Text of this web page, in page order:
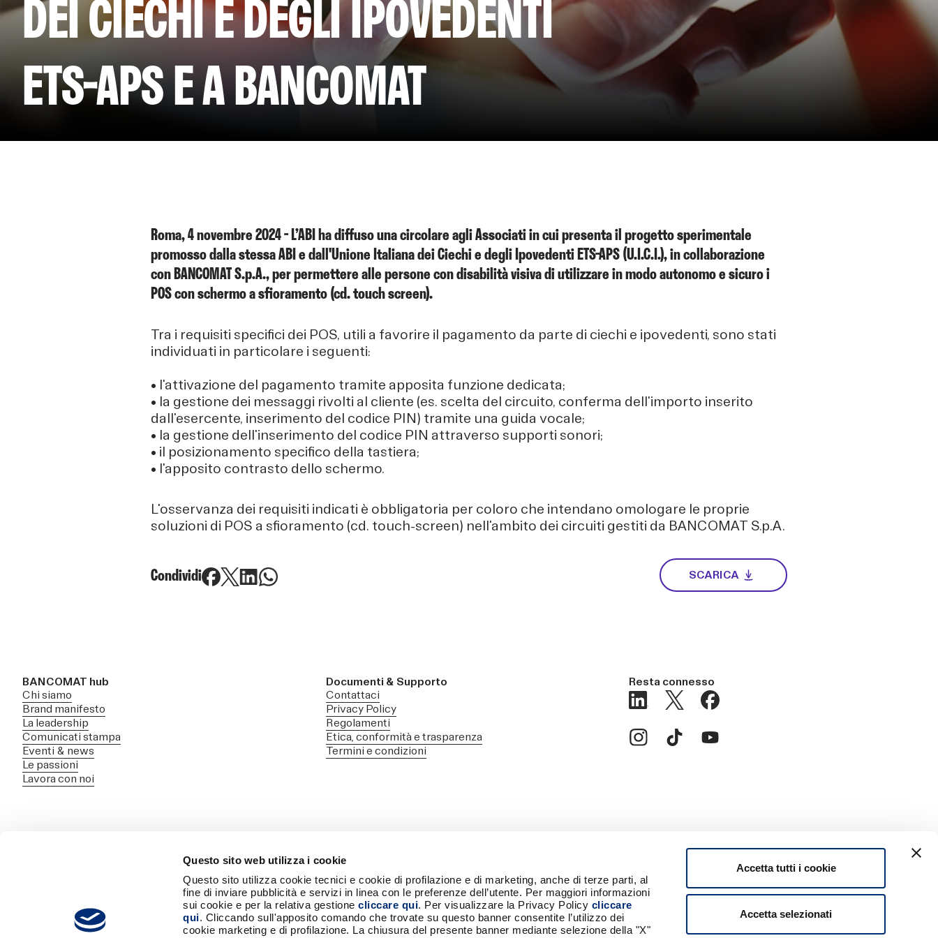
Questo sito web utilizza i cookie
Questo sito utilizza cookie tecnici e cookie di profilazione e di marketing, anche di terze parti, al
fine di inviare pubblicità e servizi in linea con le preferenze dell’utente. Per maggiori informazioni
sui cookie e per la relativa gestionecliccare qui. Per visualizzare la Privacy Policy cliccare
qui. Cliccando sull'apposito comando che trovate su questo banner consentite l’utilizzo dei
cookie marketing e di profilazione. La chiusura del presente banner mediante selezione della "X"
Accetta tutti i cookie
Accetta selezionati
DEI CIECHI E DEGLI IPOVEDENTI
ETS-APS E A BANCOMAT
Roma, 4 novembre 2024 - L’ABI ha diffuso una circolare agli Associati in cui presenta il progetto sperimentale
promosso dalla stessa ABI e dall'Unione Italiana dei Ciechi e degli Ipovedenti ETS-APS (U.I.C.I.), in collaborazione
con BANCOMAT S.p.A., per permettere alle persone con disabilità visiva di utilizzare in modo autonomo e sicuro i
POS con schermo a sfioramento (cd. touch screen).
Tra i requisiti specifici dei POS, utili a favorire il pagamento da parte di ciechi e ipovedenti, sono stati
individuati in particolare i seguenti:
• l'attivazione del pagamento tramite apposita funzione dedicata;
• la gestione dei messaggi rivolti al cliente (es. scelta del circuito, conferma dell'importo inserito
dall'esercente, inserimento del codice PIN) tramite una guida vocale;
• la gestione dell'inserimento del codice PIN attraverso supporti sonori;
• il posizionamento specifico della tastiera;
• l'apposito contrasto dello schermo.
L'osservanza dei requisiti indicati è obbligatoria per coloro che intendano omologare le proprie
soluzioni di POS a sfioramento (cd. touch-screen) nell'ambito dei circuiti gestiti da BANCOMAT S.p.A.
Condividi SCARICA
BANCOMAT hub
Chi siamo
Brand manifesto
La leadership
Comunicati stampa
Eventi & news
Le passioni
Lavora con noi
Documenti & Supporto
Contattaci
Privacy Policy
Regolamenti
Etica, conformità e trasparenza
Termini e condizioni
Resta connesso
Sede Legale: Piazzale Luigi Sturzo 15, 00144, Roma
Uffici di Milano: Piazza Vetra, 17, 20123, Milano
Codice Fiscale 04949971008 - Partita IVA 09591661005
Iscrizione al Registro delle imprese di Roma
La sicurezza delle Carte BANCOMAT è
stata testata dal Politecnico di Torino.
Scarica la perizia.
Brevetto registrato da BANCOMAT a
livello italiano